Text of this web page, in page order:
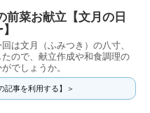
前菜お献立【文月の日
は文月（ふみつき）の八寸、
ので、献立作成や和食調理の
でしょうか。
記事を利用する】＞